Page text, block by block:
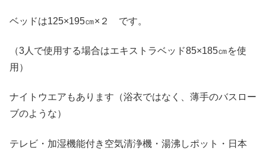
ベッドは125×195㎝×２ です。
（3人で使用する場合はエキストラベッド85×185㎝を使
用）
ナイトウエアもあります（浴衣ではなく、薄手のバスロー
ブのような）
テレビ・加湿機能付き空気清浄機・湯沸しポット・日本